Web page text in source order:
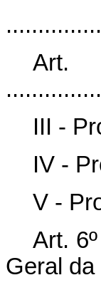
III -
IV -
V -
Art.
Geral